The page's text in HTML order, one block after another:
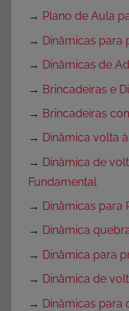
→ Plano de Aula
→ Dinâmicas para
→ Dinâmicas de
→ Brincadeiras e
→ Brincadeiras
→ Dinâmica volta
→ Dinâmica de
Fundamental
→ Dinâmicas para
→ Dinâmica
→ Dinâmica para
→ Dinâmica de
→ Dinâmicas para